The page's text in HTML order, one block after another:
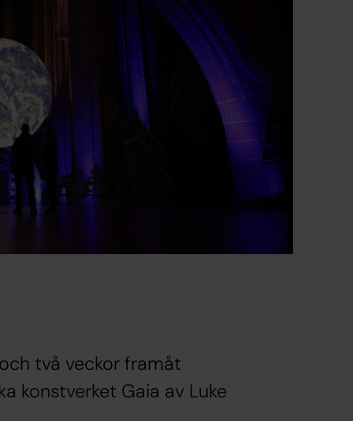
två veckor framåt
konstverket Gaia av Luke